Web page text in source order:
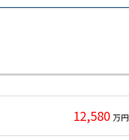
12,580 万円